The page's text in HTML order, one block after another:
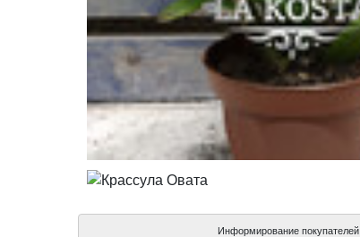
Информирование покупателей